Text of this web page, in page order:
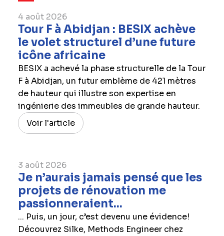
4 août 2026
Tour F à Abidjan : BESIX achève
le volet structurel d’une future
icône africaine
BESIX a achevé la phase structurelle de la Tour
F à Abidjan, un futur emblème de 421 mètres
de hauteur qui illustre son expertise en
ingénierie des immeubles de grande hauteur.
Voir l'article
3 août 2026
Je n’aurais jamais pensé que les
projets de rénovation me
passionneraient...
... Puis, un jour, c’est devenu une évidence!
Découvrez Silke, Methods Engineer chez